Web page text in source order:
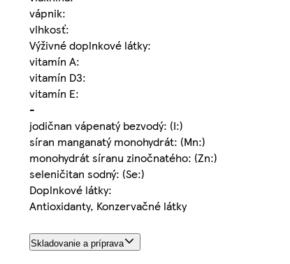
vápnik:
vlhkosť:
Výživné doplnkové látky:
vitamín A:
vitamín D3:
vitamín E:
-
jodičnan vápenatý bezvodý: (I:)
síran manganatý monohydrát: (Mn:)
monohydrát síranu zinočnatého: (Zn:)
seleničitan sodný: (Se:)
Doplnkové látky:
Antioxidanty, Konzervačné látky
Skladovanie a príprava